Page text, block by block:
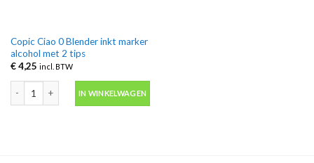
Copic Ciao 0 Blender inkt marker
alcohol met 2 tips
€4,25 incl. BTW
IN WINKELWAGEN